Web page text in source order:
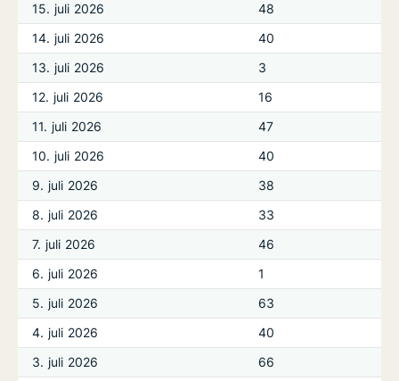
15. juli 2026
48
14. juli 2026
40
13. juli 2026
3
12. juli 2026
16
11. juli 2026
47
10. juli 2026
40
9. juli 2026
38
8. juli 2026
33
7. juli 2026
46
6. juli 2026
1
5. juli 2026
63
4. juli 2026
40
3. juli 2026
66